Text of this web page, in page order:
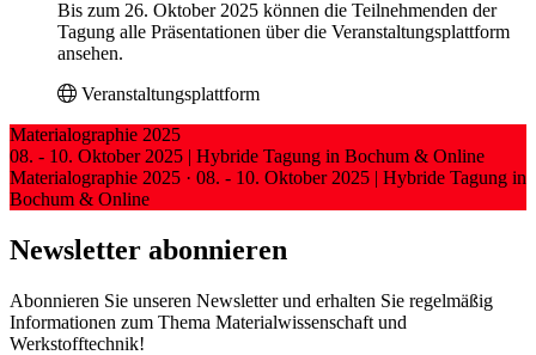
Bis zum 26. Oktober 2025 können die Teilnehmenden der
Tagung alle Präsentationen über die Veranstaltungsplattform
ansehen.
Veranstaltungsplattform
Materialographie 2025
08. - 10. Oktober 2025 | Hybride Tagung in Bochum & Online
Materialographie 2025 · 08. - 10. Oktober 2025 | Hybride Tagung in
Bochum & Online
Newsletter abonnieren
Abonnieren Sie unseren Newsletter und erhalten Sie regelmäßig
Informationen zum Thema Materialwissenschaft und
Werkstofftechnik!